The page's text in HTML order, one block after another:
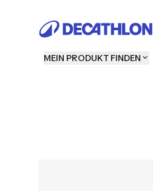
MEIN PRODUKT FINDEN